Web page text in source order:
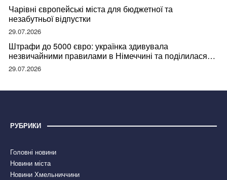
Чарівні європейські міста для бюджетної та
незабутньої відпустки
29.07.2026
Штрафи до 5000 євро: українка здивувала
незвичайними правилами в Німеччині та поділилася
правдою
29.07.2026
РУБРИКИ
Головні новини
Новини міста
Новини Хмельниччини